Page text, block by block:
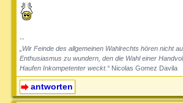
--
„Wir Feinde des allgemeinen Wahlrechts hören nicht
Enthusiasmus zu wundern, den die Wahl einer
Haufen Inkompetenter weckt.“ Nicolas Gomez Davila
antworten